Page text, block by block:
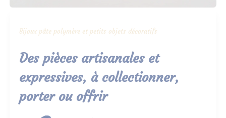
Bijoux pâte polymère et petits objets décoratifs
Des pièces artisanales et
expressives, à collectionner,
porter ou offrir